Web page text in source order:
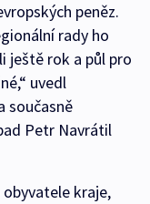
peněz.
rady ho
ještě rok a půl pro
uvedl
současně
Petr Navrátil
kraje,